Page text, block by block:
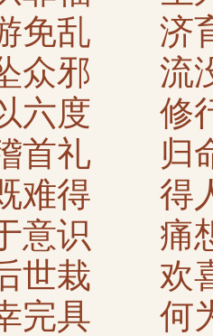
乱 济育
邪 流没
度 修行
礼 归命
得 得人
识 痛想
栽 欢喜
具 何为